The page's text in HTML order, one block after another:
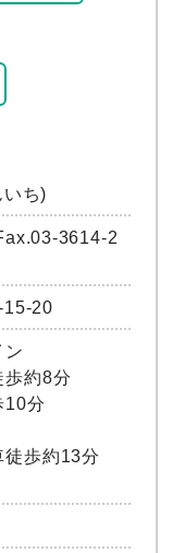
ち)
3614-2
15-20
ン
歩約8分
歩10分
徒歩約13分